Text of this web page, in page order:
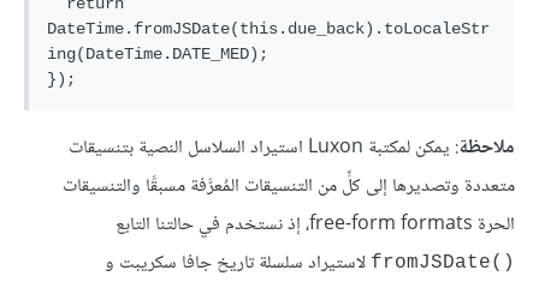
DateTime.fromJSDate(this.due_back).toLocaleStr
ing(DateTime.DATE_MED);
ملاحظة
: يمكن لمكتبة Luxon استيراد السلاسل النصية بتنسيقات
متعددة وتصديرها إلى كلٍّ من التنسيقات المُعرَّفة مسبقًا والتنسيقات
الحرة free-form formats، إذ نستخدم في حالتنا التابع
fromJSDate()‎ لاستيراد سلسلة تاريخ جافا سكريبت و